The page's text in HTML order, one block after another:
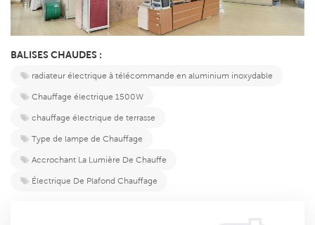
BALISES CHAUDES :
radiateur électrique à télécommande en aluminium inoxydable
Chauffage électrique 1500W
chauffage électrique de terrasse
Type de lampe de Chauffage
Accrochant La Lumière De Chauffe
Électrique De Plafond Chauffage